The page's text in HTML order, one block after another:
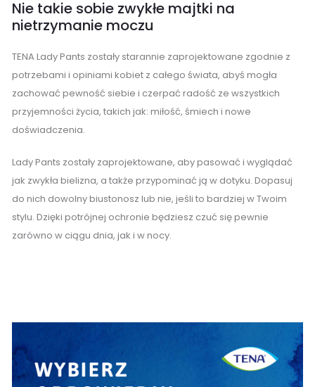
Nie takie sobie zwykłe majtki na
nietrzymanie moczu
TENA Lady Pants zostały starannie zaprojektowane zgodnie z
potrzebami i opiniami kobiet z całego świata, abyś mogła
zachować pewność siebie i czerpać radość ze wszystkich
przyjemności życia, takich jak: miłość, śmiech i nowe
doświadczenia.
Lady Pants zostały zaprojektowane, aby pasować i wyglądać
jak zwykła bielizna, a także przypominać ją w dotyku. Dopasuj
do nich dowolny biustonosz lub nie, jeśli to bardziej w Twoim
stylu. Dzięki potrójnej ochronie będziesz czuć się pewnie
zarówno w ciągu dnia, jak i w nocy.